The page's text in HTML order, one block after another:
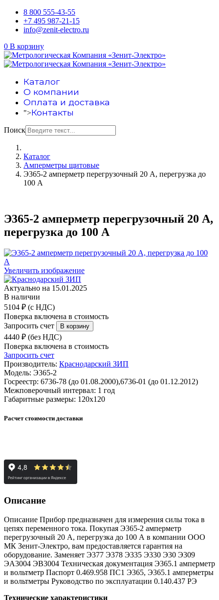
8 800 555-43-55
+7 495 987-21-15
info@zenit-electro.ru
0 В корзину
Каталог
О компании
Оплата и доставка
">Контакты
Поиск
Каталог
Амперметры щитовые
Э365-2 амперметр перегрузочный 20 А, перегрузка до
100 А
Э365-2 амперметр перегрузочный 20 А,
перегрузка до 100 А
Увеличить изображение
Актуально на 15.01.2025
В наличии
5104 ₽ (с НДС)
Поверка включена в стоимость
Запросить счет
4440 ₽ (без НДС)
Поверка включена в стоимость
Запросить счет
Производитель: Краснодарский ЗИП
Модель: Э365-2
Госреестр: 6736-78 (до 01.08.2000),6736-01 (до 01.12.2012)
Межповерочный интервал: 1 год
Габаритные размеры: 120х120
Расчет стоимости доставки
Описание
Описание Прибор предназначен для измерения силы тока в
цепях переменного тока. Покупая Э365-2 амперметр
перегрузочный 20 А, перегрузка до 100 А в компании ООО
МК Зенит-Электро, вам предоставляется гарантия на
оборудование. Заменяет Э377 Э378 Э335 Э330 Э30 Э309
ЭА3004 ЭВ3004 Техническая документация Э365.1 амперметр
и вольтметр Паспорт 0.469.958 ПС1 Э365, Э365.1 амперметры
и вольтметры Руководство по эксплуатации 0.140.437 РЭ
Технические характеристики